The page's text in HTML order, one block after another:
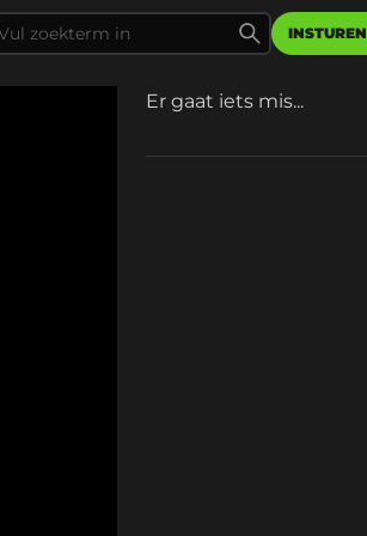
INSTUREN
Er gaat iets mis...